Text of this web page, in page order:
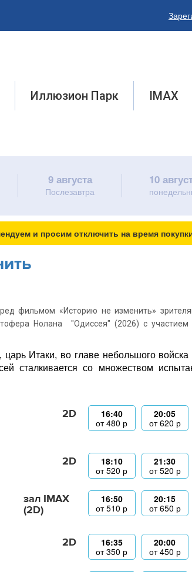
Иллюзион Парк IMAX
9 августа
Послезавтра
10
и просим отключить на время
фильмом «Историю не изменить»
Нолана "Одиссея" (2026) с
Итаки, во главе небольшого
сталкивается со множеством
2D
16:40
от480 р
20:05
от620 р
2D
18:10
от520 р
21:30
от520 р
зал IMAX
(2D)
16:50
от510 р
20:15
от650 р
2D
16:35
от350 р
20:00
от450 р